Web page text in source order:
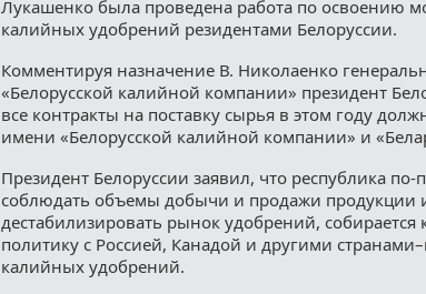
Лукашенко была проведена работа по освоению
калийных удобрений резидентами Белоруссии.
Комментируя назначение В. Николаенко
«Белорусской калийной компании» президент
все контракты на поставку сырья в этом году
имени «Белорусской калийной компании» и
Президент Белоруссии заявил, что республика по-
соблюдать объемы добычи и продажи продукции
дестабилизировать рынок удобрений,
политику с Россией, Канадой и другими
калийных удобрений.